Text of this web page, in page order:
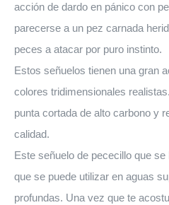
acción de dardo en pánico con
parecerse a un pez carnada
peces a atacar por puro instinto.
Estos señuelos tienen una gran
colores tridimensionales
punta cortada de alto carbono y
calidad.
Este señuelo de pececillo que
que se puede utilizar en aguas
profundas. Una vez que te